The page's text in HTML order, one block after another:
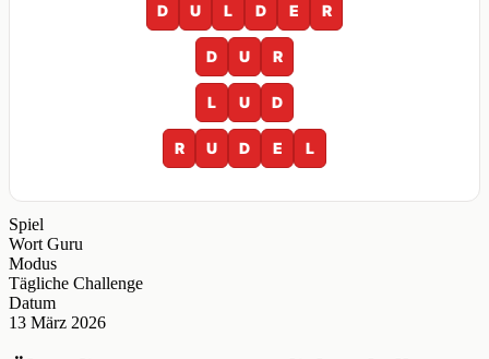
D U L D E R
D U R
L U D
R U D E L
Spiel
Wort Guru
Modus
Tägliche Challenge
Datum
13 März 2026